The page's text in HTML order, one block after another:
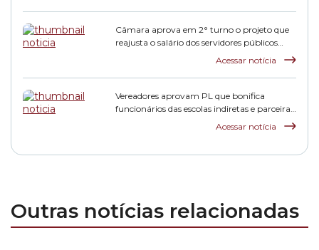
Câmara aprova em 2° turno o projeto que
reajusta o salário dos servidores públicos
Acessar notícia
Vereadores aprovam PL que bonifica
funcionários das escolas indiretas e parceiras
Acessar notícia
Outras notícias relacionadas